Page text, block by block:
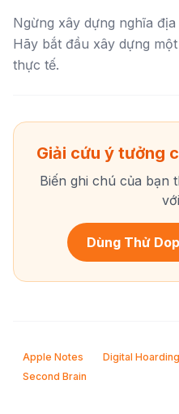
Ngừng xây dựng nghĩa
Hãy bắt đầu xây dựng
thực tế.
Giải cứu ý tưởng
Biến ghi chú của bạn
Dùng Thử
Apple Notes Digital Hoarding
Second Brain